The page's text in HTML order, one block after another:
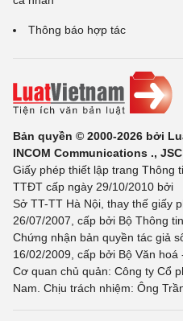
Thông báo hợp tác
Bản quyền © 2000-2026 bởi
INCOM Communications ., JSC
Giấy phép thiết lập trang Thông
TTĐT cấp ngày 29/10/2010 bởi
Sở TT-TT Hà Nội, thay thế giấy
26/07/2007, cấp bởi Bộ Thông
Chứng nhận bản quyền tác giả
16/02/2009, cấp bởi Bộ Văn hoá
Cơ quan chủ quản: Công ty Cổ
Nam. Chịu trách nhiệm: Ông